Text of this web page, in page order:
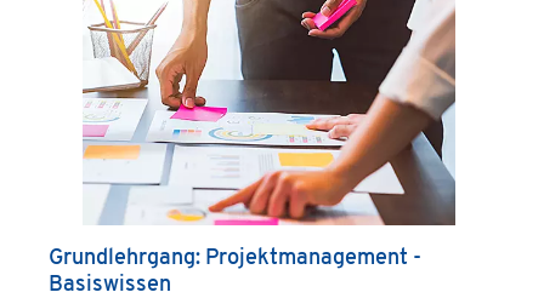
Grundlehrgang: Projektmanagement -
Basiswissen